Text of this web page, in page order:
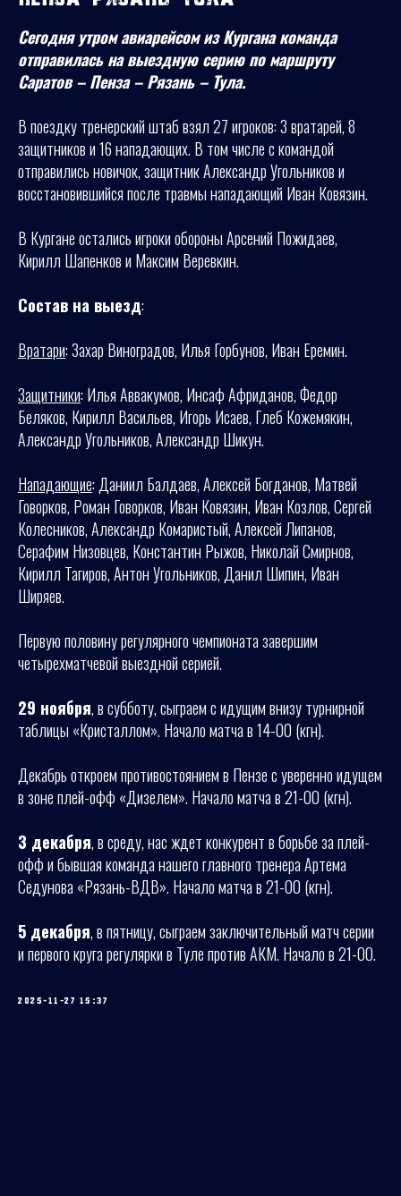
Сегодня утром авиарейсом из Кургана команда
отправилась на выездную серию по маршруту
Саратов – Пенза – Рязань – Тула.
В поездку тренерский штаб взял 27 игроков: 3 вратарей, 8
защитников и 16 нападающих. В том числе с командой
отправились новичок, защитник Александр Угольников и
восстановившийся после травмы нападающий Иван Ковязин.
В Кургане остались игроки обороны Арсений Пожидаев,
Кирилл Шапенков и Максим Веревкин.
Состав на выезд:
Вратари: Захар Виноградов, Илья Горбунов, Иван Еремин.
Защитники: Илья Аввакумов, Инсаф Африданов, Федор
Беляков, Кирилл Васильев, Игорь Исаев, Глеб Кожемякин,
Александр Угольников, Александр Шикун.
Нападающие: Даниил Балдаев, Алексей Богданов, Матвей
Говорков, Роман Говорков, Иван Ковязин, Иван Козлов, Сергей
Колесников, Александр Комаристый, Алексей Липанов,
Серафим Низовцев, Константин Рыжов, Николай Смирнов,
Кирилл Тагиров, Антон Угольников, Данил Шипин, Иван
Ширяев.
Первую половину регулярного чемпионата завершим
четырехматчевой выездной серией.
29 ноября, в субботу, сыграем с идущим внизу турнирной
таблицы «Кристаллом». Начало матча в 14-00 (кгн).
Декабрь откроем противостоянием в Пензе с уверенно идущем
в зоне плей-офф «Дизелем». Начало матча в 21-00 (кгн).
3 декабря, в среду, нас ждет конкурент в борьбе за плей-
офф и бывшая команда нашего главного тренера Артема
Седунова «Рязань-ВДВ». Начало матча в 21-00 (кгн).
5 декабря, в пятницу, сыграем заключительный матч серии
и первого круга регулярки в Туле против АКМ. Начало в 21-00.
2025-11-27 15:37